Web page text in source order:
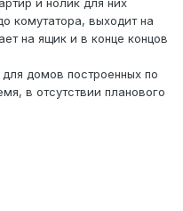
и нолик для них
комутатора, выходит на
на ящик и в конце концов
домов построенных по
в отсутствии планового